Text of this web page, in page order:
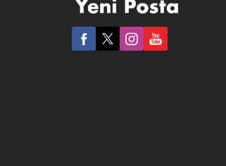
aşılama için kullanılabileceği
izlenimine sahip değiliz.”
Almanya’nın dört seçkin bilim...